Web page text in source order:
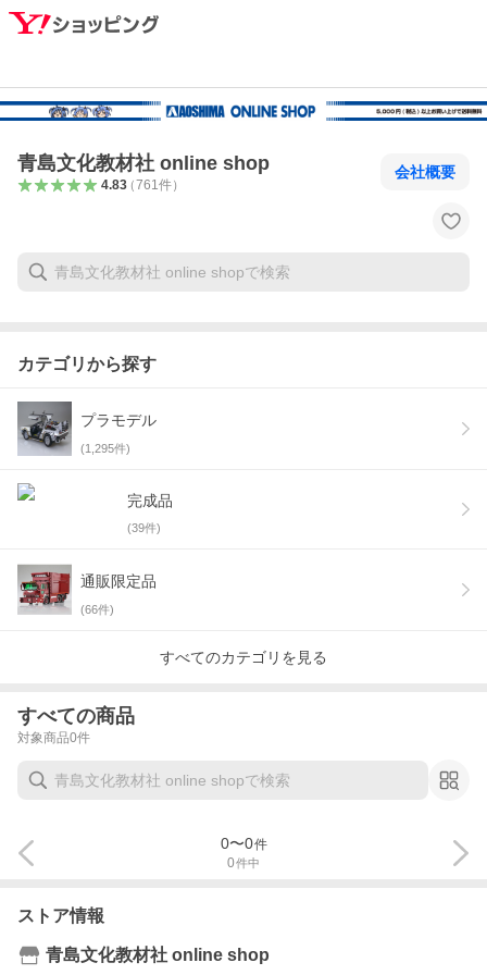
青島文化教材社 online shop
4.83（761件）
会社概要
カテゴリから探す
プラモデル
(1,295件)
完成品
(39件)
通販限定品
(66件)
すべてのカテゴリを見る
すべての商品
対象商品0件
0件中
0〜0件
ストア情報
青島文化教材社 online shop